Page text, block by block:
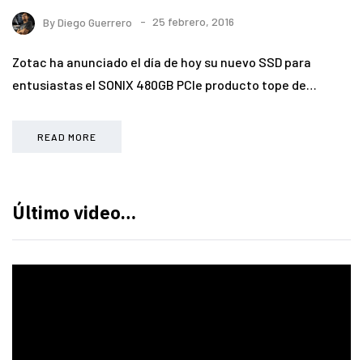
ByDiego Guerrero 25 febrero, 2016
Zotac ha anunciado el día de hoy su nuevo SSD para
entusiastas el SONIX 480GB PCIe producto tope de…
READ MORE
Último video…